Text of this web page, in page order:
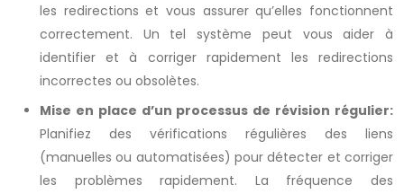
les redirections et vous assurer qu’elles fonctionnent
correctement. Un tel système peut vous aider à
identifier et à corriger rapidement les redirections
incorrectes ou obsolètes.
Mise en place d’un processus de révision régulier:
Planifiez des vérifications régulières des liens
(manuelles ou automatisées) pour détecter et corriger
les problèmes rapidement. La fréquence des